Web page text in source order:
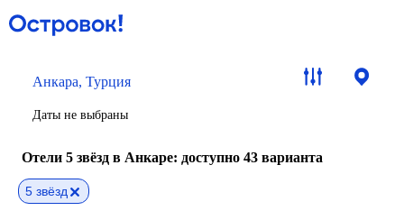
Анкара, Турция
Даты не выбраны
Отели 5 звёзд в Анкаре: доступно 43 варианта
5 звёзд